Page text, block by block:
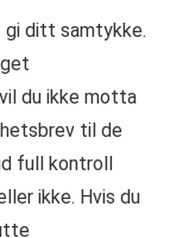
gi ditt samtykke.
du ikke motta
til de
full kontroll
ikke. Hvis du